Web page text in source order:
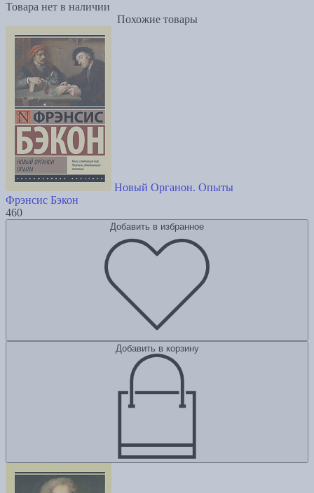
Товара нет в наличии
Похожие товары
Новый Органон. Опыты
Фрэнсис Бэкон
460
Добавить в избранное
Добавить в корзину